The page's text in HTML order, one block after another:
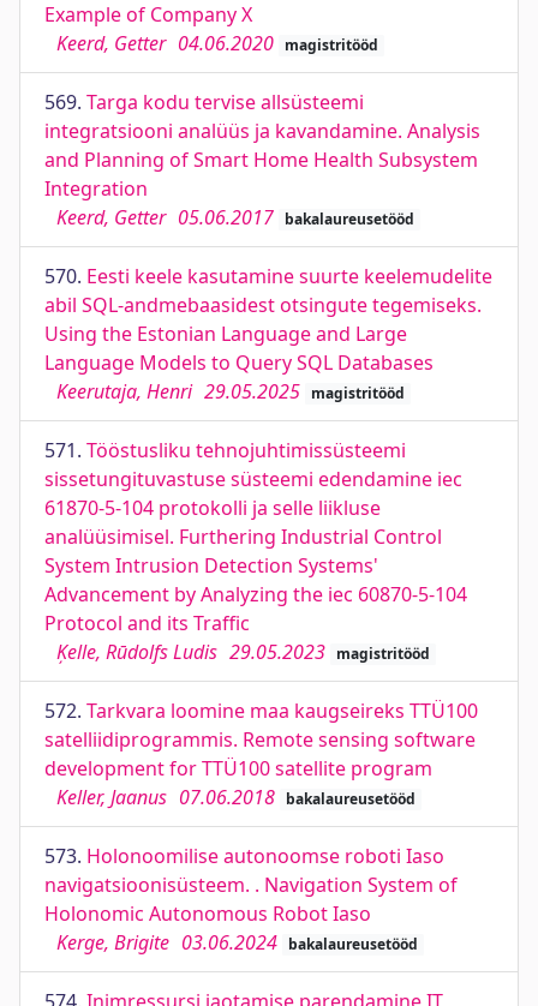
Example of Company X
Keerd, Getter 04.06.2020 magistritööd
569. Targa kodu tervise allsüsteemi
integratsiooni analüüs ja kavandamine. Analysis
and Planning of Smart Home Health Subsystem
Integration
Keerd, Getter 05.06.2017 bakalaureusetööd
570. Eesti keele kasutamine suurte keelemudelite
abil SQL-andmebaasidest otsingute tegemiseks.
Using the Estonian Language and Large
Language Models to Query SQL Databases
Keerutaja, Henri 29.05.2025 magistritööd
571. Tööstusliku tehnojuhtimissüsteemi
sissetungituvastuse süsteemi edendamine iec
61870-5-104 protokolli ja selle liikluse
analüüsimisel. Furthering Industrial Control
System Intrusion Detection Systems'
Advancement by Analyzing the iec 60870-5-104
Protocol and its Traffic
Ķelle, Rūdolfs Ludis 29.05.2023 magistritööd
572. Tarkvara loomine maa kaugseireks TTÜ100
satelliidiprogrammis. Remote sensing software
development for TTÜ100 satellite program
Keller, Jaanus 07.06.2018 bakalaureusetööd
573. Holonoomilise autonoomse roboti Iaso
navigatsioonisüsteem. . Navigation System of
Holonomic Autonomous Robot Iaso
Kerge, Brigite 03.06.2024 bakalaureusetööd